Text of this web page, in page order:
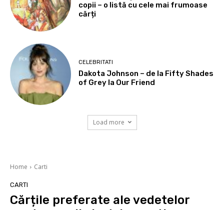
copii – o listă cu cele mai frumoase
cărți
CELEBRITATI
Dakota Johnson – de la Fifty Shades
of Grey la Our Friend
Load more